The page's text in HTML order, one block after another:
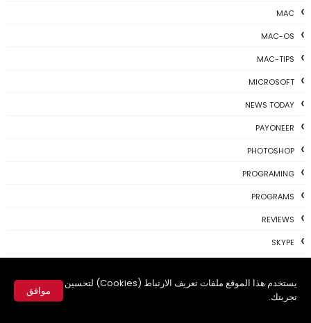
يستخدم هذا الموقع ملفات تعريف الارتباط (Cookies) لتحسين
تجربتك.
موافق
MAC
MAC-OS
MAC-TIPS
MICROSOFT
NEWS TODAY
PAYONEER
PHOTOSHOP
PROGRAMING
PROGRAMS
REVIEWS
SKYPE
TIPS